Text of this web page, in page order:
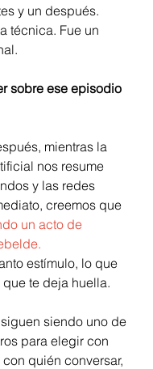
y un después.
técnica. Fue un
sobre ese episodio
mientras la
nos resume
y las redes
creemos que
un acto de
estímulo, lo que
te deja huella.
siendo uno de
para elegir con
quién conversar,